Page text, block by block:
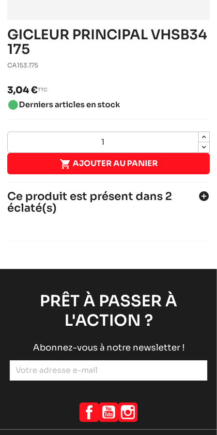
GICLEUR PRINCIPAL VHSB34
175
CA153.175
3,04 €TTC
brightness_1Derniers articles en stock
 AJOUTER AU PANIER
Ce produit est présent dans 2
éclaté(s)
add_circle
PRÊT À PASSER À
L'ACTION ?
Abonnez-vous à notre newsletter !
Facebook
YouTube